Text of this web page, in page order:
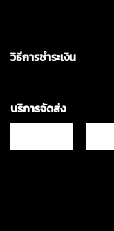
วิธีการชำระเงิน
บริการจัดส่ง